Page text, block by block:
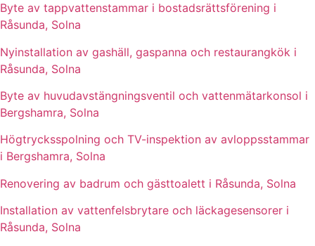
Byte av tappvattenstammar i bostadsrättsförening i
Råsunda, Solna
Nyinstallation av gashäll, gaspanna och restaurangkök i
Råsunda, Solna
Byte av huvudavstängningsventil och vattenmätarkonsol i
Bergshamra, Solna
Högtrycksspolning och TV-inspektion av avloppsstammar
i Bergshamra, Solna
Renovering av badrum och gästtoalett i Råsunda, Solna
Installation av vattenfelsbrytare och läckagesensorer i
Råsunda, Solna